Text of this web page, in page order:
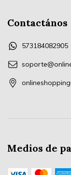
Contactános
573184082905
Medios de